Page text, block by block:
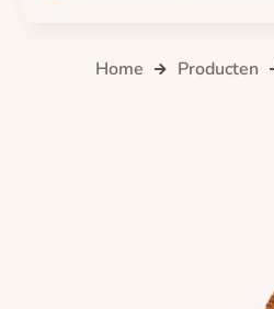
Home Producten